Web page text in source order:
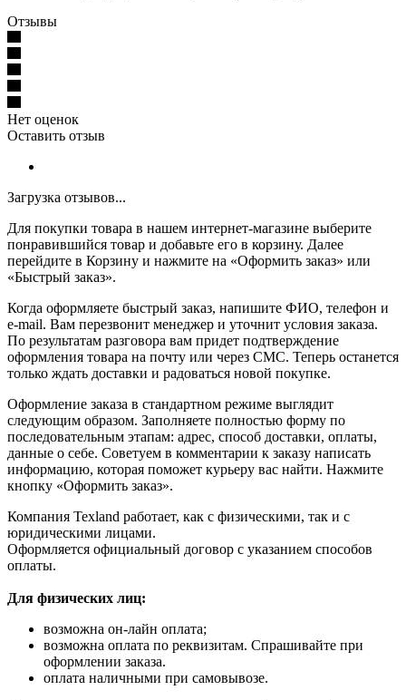
Отзывы
Нет оценок
Оставить отзыв
Загрузка отзывов...
Для покупки товара в нашем интернет-магазине выберите
понравившийся товар и добавьте его в корзину. Далее
перейдите в Корзину и нажмите на «Оформить заказ» или
«Быстрый заказ».
Когда оформляете быстрый заказ, напишите ФИО, телефон и
e-mail. Вам перезвонит менеджер и уточнит условия заказа.
По результатам разговора вам придет подтверждение
оформления товара на почту или через СМС. Теперь останется
только ждать доставки и радоваться новой покупке.
Оформление заказа в стандартном режиме выглядит
следующим образом. Заполняете полностью форму по
последовательным этапам: адрес, способ доставки, оплаты,
данные о себе. Советуем в комментарии к заказу написать
информацию, которая поможет курьеру вас найти. Нажмите
кнопку «Оформить заказ».
Компания Texland работает, как с физическими, так и с
юридическими лицами.
Оформляется официальный договор с указанием способов
оплаты.
Для физических лиц:
возможна он-лайн оплата;
возможна оплата по реквизитам. Спрашивайте при
оформлении заказа.
оплата наличными при самовывозе.